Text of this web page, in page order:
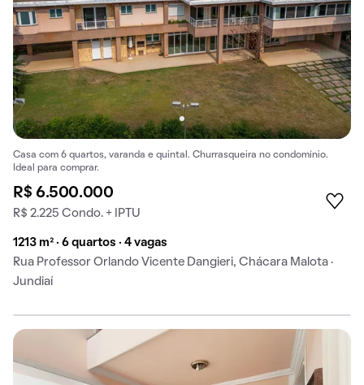
Casa com 6 quartos, varanda e quintal. Churrasqueira no condomínio.
Ideal para comprar.
R$ 6.500.000
R$ 2.225 Condo. + IPTU
1213 m² · 6 quartos · 4 vagas
Rua Professor Orlando Vicente Dangieri, Chácara Malota ·
Jundiaí